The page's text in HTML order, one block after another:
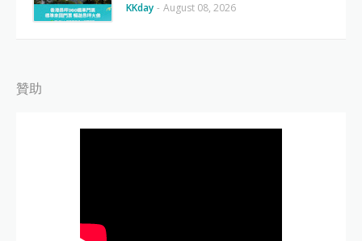
KKday - August 08, 2026
贊助